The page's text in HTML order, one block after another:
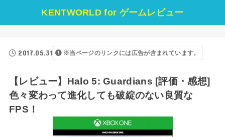
KENTWORLD for ゲームレビュー
2017.05.31 ※当ページのリンクには広告が含まれています。
【レビュー】Halo 5: Guardians [評価・感想]
色々変わって進化しても破綻のない良質な
FPS！